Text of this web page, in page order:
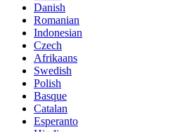
Danish
Romanian
Indonesian
Czech
Afrikaans
Swedish
Polish
Basque
Catalan
Esperanto